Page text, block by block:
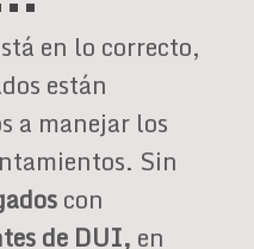
en lo correcto,
están
a manejar los
Sin
con
de DUI, en